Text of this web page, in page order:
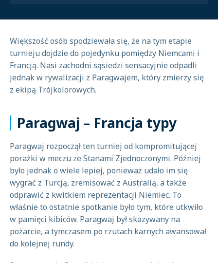
Większość osób spodziewała się, że na tym etapie
turnieju dojdzie do pojedynku pomiędzy Niemcami i
Francją. Nasi zachodni sąsiedzi sensacyjnie odpadli
jednak w rywalizacji z Paragwajem, który zmierzy się
z ekipą Trójkolorowych.
Paragwaj – Francja typy
Paragwaj rozpoczął ten turniej od kompromitującej
porażki w meczu ze Stanami Zjednoczonymi. Później
było jednak o wiele lepiej, ponieważ udało im się
wygrać z Turcją, zremisować z Australią, a także
odprawić z kwitkiem reprezentacji Niemiec. To
właśnie to ostatnie spotkanie było tym, które utkwiło
w pamięci kibiców. Paragwaj był skazywany na
pożarcie, a tymczasem po rzutach karnych awansował
do kolejnej rundy.